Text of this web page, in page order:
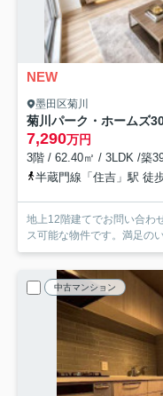
NEW
墨田区菊川
菊川パーク・ホームズ
7,290万円
3階 / 62.40㎡ / 3LDK /築
半蔵門線「住吉」駅 徒
地上12階建てでお問い合わ
ス可能な物件です。満足の
中古マンション